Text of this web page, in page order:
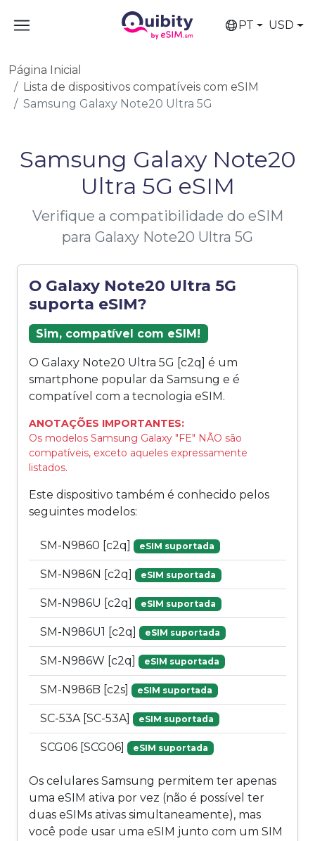
PT USD
Página Inicial
Lista de dispositivos compatíveis com eSIM
Samsung Galaxy Note20 Ultra 5G
Samsung Galaxy Note20
Ultra 5G eSIM
Verifique a compatibilidade do eSIM
para Galaxy Note20 Ultra 5G
O Galaxy Note20 Ultra 5G
suporta eSIM?
Sim, compatível com eSIM!
O Galaxy Note20 Ultra 5G [c2q] é um
smartphone popular da Samsung e é
compatível com a tecnologia eSIM.
ANOTAÇÕES IMPORTANTES:
Os modelos Samsung Galaxy "FE" NÃO são
compatíveis, exceto aqueles expressamente
listados.
Este dispositivo também é conhecido pelos
seguintes modelos:
SM-N9860 [c2q] eSIM suportada
SM-N986N [c2q] eSIM suportada
SM-N986U [c2q] eSIM suportada
SM-N986U1 [c2q] eSIM suportada
SM-N986W [c2q] eSIM suportada
SM-N986B [c2s] eSIM suportada
SC-53A [SC-53A] eSIM suportada
SCG06 [SCG06] eSIM suportada
Os celulares Samsung permitem ter apenas
uma eSIM ativa por vez (não é possível ter
duas eSIMs ativas simultaneamente), mas
você pode usar uma eSIM junto com um SIM